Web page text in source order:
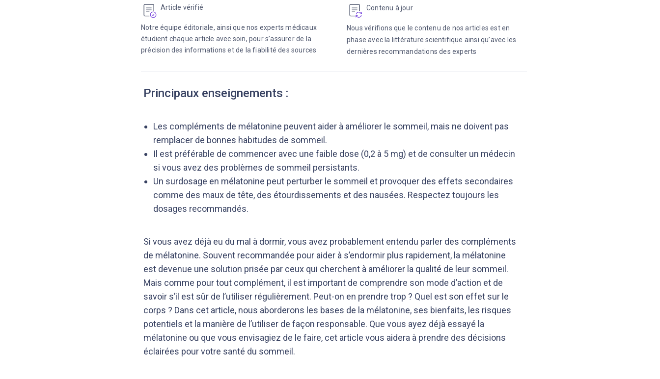
Article vérifié
Notre équipe éditoriale, ainsi que nos experts médicaux
étudient chaque article avec soin, pour s’assurer de la
précision des informations et de la fiabilité des sources
Contenu à jour
Nous vérifions que le contenu de nos articles est en
phase avec la littérature scientifique ainsi qu’avec les
dernières recommandations des experts
Principaux enseignements :
Les compléments de mélatonine peuvent aider à améliorer le sommeil, mais ne doivent pas
remplacer de bonnes habitudes de sommeil.
Il est préférable de commencer avec une faible dose (0,2 à 5 mg) et de consulter un médecin
si vous avez des problèmes de sommeil persistants.
Un surdosage en mélatonine peut perturber le sommeil et provoquer des effets secondaires
comme des maux de tête, des étourdissements et des nausées. Respectez toujours les
dosages recommandés.
Si vous avez déjà eu du mal à dormir, vous avez probablement entendu parler des compléments
de mélatonine. Souvent recommandée pour aider à s’endormir plus rapidement, la mélatonine
est devenue une solution prisée par ceux qui cherchent à améliorer la qualité de leur sommeil.
Mais comme pour tout complément, il est important de comprendre son mode d’action et de
savoir s’il est sûr de l’utiliser régulièrement. Peut-on en prendre trop ? Quel est son effet sur le
corps ? Dans cet article, nous aborderons les bases de la mélatonine, ses bienfaits, les risques
potentiels et la manière de l’utiliser de façon responsable. Que vous ayez déjà essayé la
mélatonine ou que vous envisagiez de le faire, cet article vous aidera à prendre des décisions
éclairées pour votre santé du sommeil.